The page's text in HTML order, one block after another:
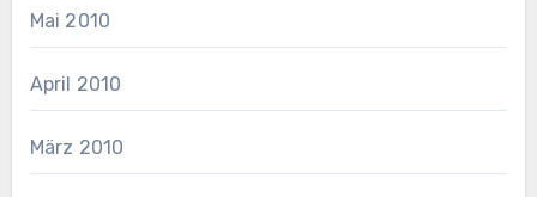
Mai 2010
April 2010
März 2010